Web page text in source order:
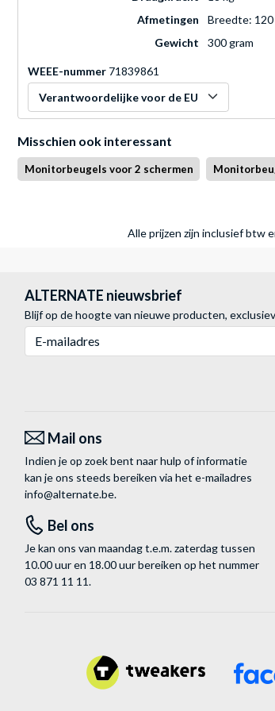
Afmetingen
Breedte: 120
Gewicht
300 gram
WEEE-nummer 71839861
Verantwoordelijke voor de EU
Misschien ook interessant
Monitorbeugels voor 2 schermen
Alle prijzen zijn inclusief btw
ALTERNATE nieuwsbrief
Blijf op de hoogte van nieuwe producten,
Mail ons
Indien je op zoek bent naar hulp of informatie
kan je ons steeds bereiken via het e-mailadres
info@alternate.be.
Bel ons
Je kan ons van maandag t.e.m. zaterdag tussen
10.00 uur en 18.00 uur bereiken op het nummer
03 871 11 11.